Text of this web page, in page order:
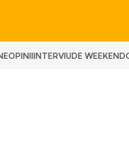
OPINIIINTERVIUDE WEEKEND